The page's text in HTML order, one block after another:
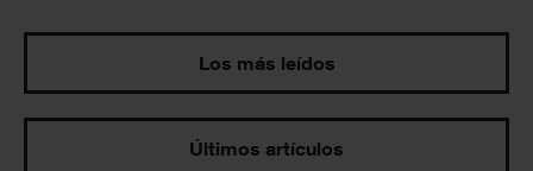
Los más leídos
Últimos artículos